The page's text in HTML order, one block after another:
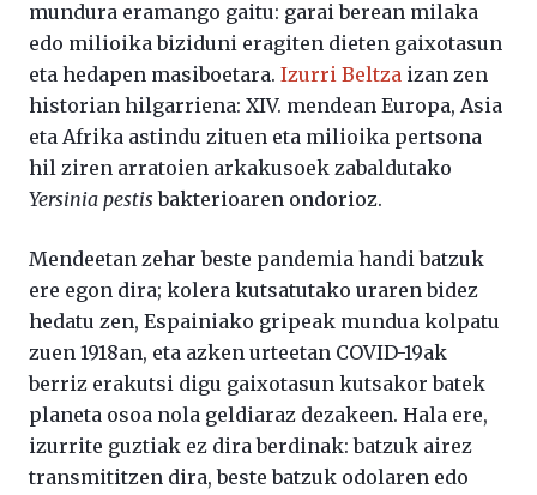
mundura eramango gaitu: garai berean milaka
edo milioika biziduni eragiten dieten gaixotasun
eta hedapen masiboetara. Izurri Beltza izan zen
historian hilgarriena: XIV. mendean Europa, Asia
eta Afrika astindu zituen eta milioika pertsona
hil ziren arratoien arkakusoek zabaldutako
Yersinia pestis bakterioaren ondorioz.
Mendeetan zehar beste pandemia handi batzuk
ere egon dira; kolera kutsatutako uraren bidez
hedatu zen, Espainiako gripeak mundua kolpatu
zuen 1918an, eta azken urteetan COVID-19ak
berriz erakutsi digu gaixotasun kutsakor batek
planeta osoa nola geldiaraz dezakeen. Hala ere,
izurrite guztiak ez dira berdinak: batzuk airez
transmititzen dira, beste batzuk odolaren edo